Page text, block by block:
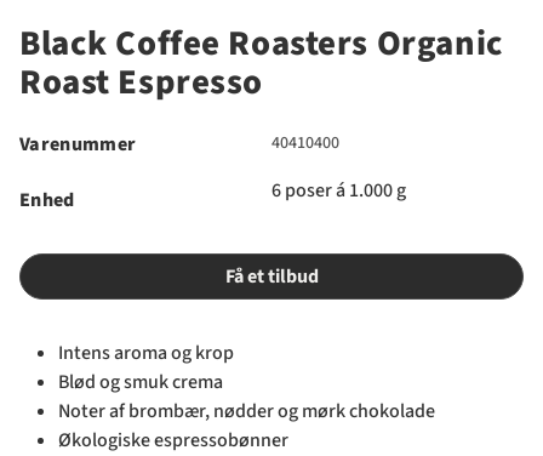
Black Coffee Roasters Organic
Roast Espresso
Varenummer 40410400
Enhed 6 poser á 1.000 g
Få et tilbud
Intens aroma og krop
Blød og smuk crema
Noter af brombær, nødder og mørk chokolade
Økologiske espressobønner